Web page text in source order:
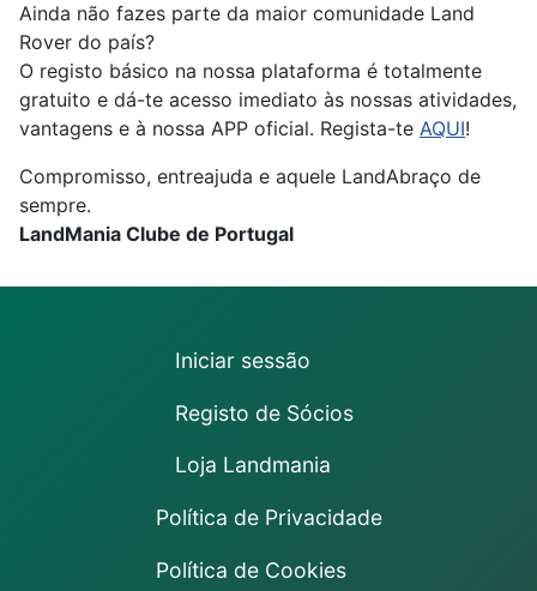
Ainda não fazes parte da maior comunidade Land
Rover do país?
O registo básico na nossa plataforma é totalmente
gratuito e dá-te acesso imediato às nossas atividades,
vantagens e à nossa APP oficial. Regista-te AQUI!
Compromisso, entreajuda e aquele LandAbraço de
sempre.
LandMania Clube de Portugal
Iniciar sessão
Registo de Sócios
Loja Landmania
Política de Privacidade
Política de Cookies